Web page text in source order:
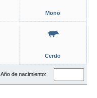
Mono
Cerdo
Año de nacimiento: